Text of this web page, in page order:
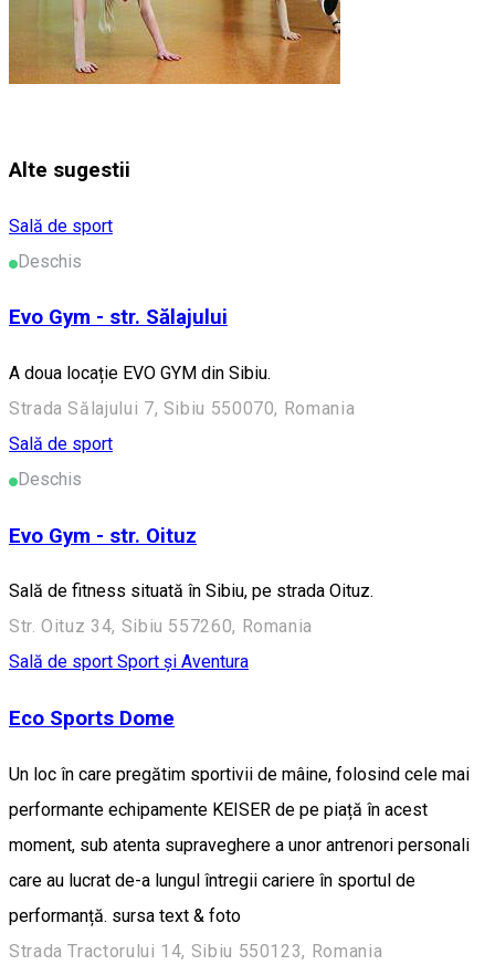
Alte sugestii
Sală de sport
Deschis
Evo Gym - str. Sălajului
A doua locație EVO GYM din Sibiu.
Strada Sălajului 7, Sibiu 550070, Romania
Sală de sport
Deschis
Evo Gym - str. Oituz
Sală de fitness situată în Sibiu, pe strada Oituz.
Str. Oituz 34, Sibiu 557260, Romania
Sală de sport Sport și Aventura
Eco Sports Dome
Un loc în care pregătim sportivii de mâine, folosind cele mai
performante echipamente KEISER de pe piață în acest
moment, sub atenta supraveghere a unor antrenori personali
care au lucrat de-a lungul întregii cariere în sportul de
performanță. sursa text & foto
Strada Tractorului 14, Sibiu 550123, Romania